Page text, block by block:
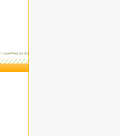
- Que Passa (cz. 4)|